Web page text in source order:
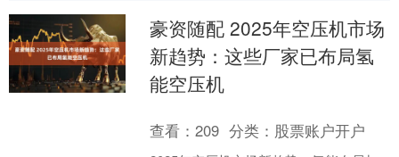
豪资随配 2025年空压机市场
新趋势：这些厂家已布局氢
能空压机
查看：209 分类： 股票账户开户